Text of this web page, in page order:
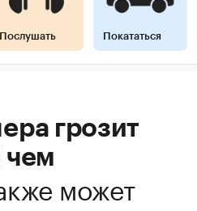
Послушать Покататься
грозит
чем
может